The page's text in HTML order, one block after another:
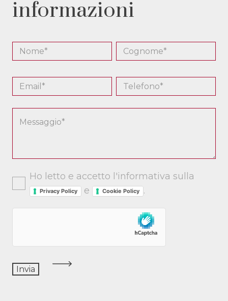
informazioni
Ho letto e accetto l'informativa sulla
Privacy Policy e Cookie Policy .